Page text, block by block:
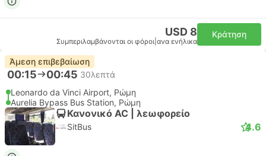
USD 8
Συμπεριλαμβάνονται οι φόροι ανα ενήλικα
Κράτηση
Άμεση επιβεβαίωση
00:15 00:45 30λεπτά
Leonardo da Vinci Airport, Ρώμη
Aurelia Bypass Bus Station, Ρώμη
Κανονικό AC | λεωφορείο
SitBus 4.6